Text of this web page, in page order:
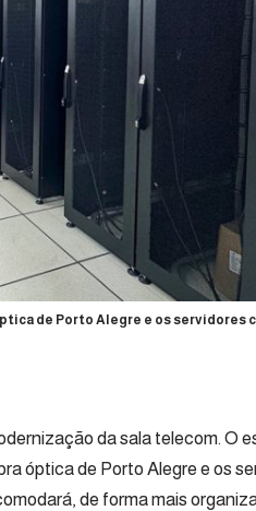
de Porto Alegre e os servidores
da sala telecom. O
óptica de Porto Alegre e os
de forma mais